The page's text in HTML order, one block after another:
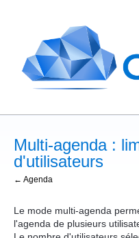
Multi-agenda :
d'utilisateurs
← Agenda
Le mode multi-agenda
l'agenda de plusieurs